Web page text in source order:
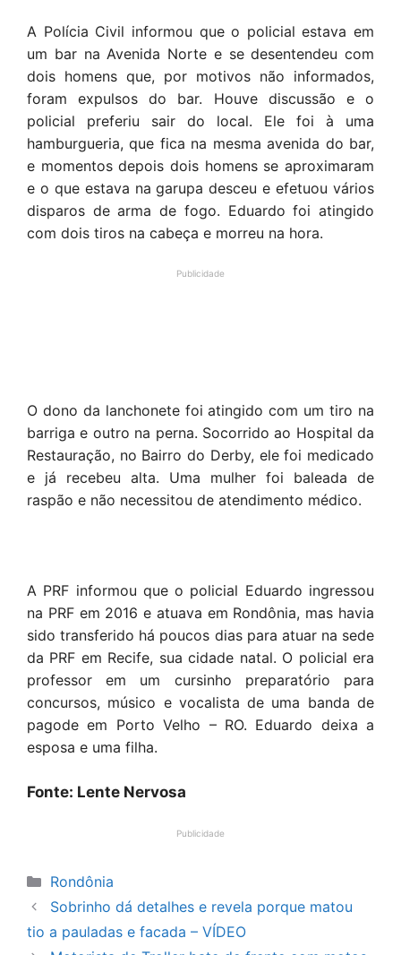
A Polícia Civil informou que o policial estava em
um bar na Avenida Norte e se desentendeu com
dois homens que, por motivos não informados,
foram expulsos do bar. Houve discussão e o
policial preferiu sair do local. Ele foi à uma
hamburgueria, que fica na mesma avenida do bar,
e momentos depois dois homens se aproximaram
e o que estava na garupa desceu e efetuou vários
disparos de arma de fogo. Eduardo foi atingido
com dois tiros na cabeça e morreu na hora.
Publicidade
O dono da lanchonete foi atingido com um tiro na
barriga e outro na perna. Socorrido ao Hospital da
Restauração, no Bairro do Derby, ele foi medicado
e já recebeu alta. Uma mulher foi baleada de
raspão e não necessitou de atendimento médico.
A PRF informou que o policial Eduardo ingressou
na PRF em 2016 e atuava em Rondônia, mas havia
sido transferido há poucos dias para atuar na sede
da PRF em Recife, sua cidade natal. O policial era
professor em um cursinho preparatório para
concursos, músico e vocalista de uma banda de
pagode em Porto Velho – RO. Eduardo deixa a
esposa e uma filha.
Fonte: Lente Nervosa
Publicidade
Categorias
Rondônia
Sobrinho dá detalhes e revela porque matou
tio a pauladas e facada – VÍDEO